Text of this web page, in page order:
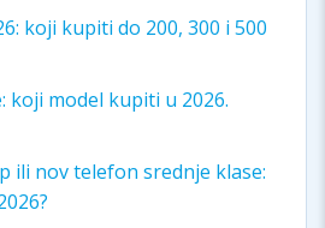
koji kupiti do 200, 300 i 500
koji model kupiti u 2026.
ili nov telefon srednje klase: